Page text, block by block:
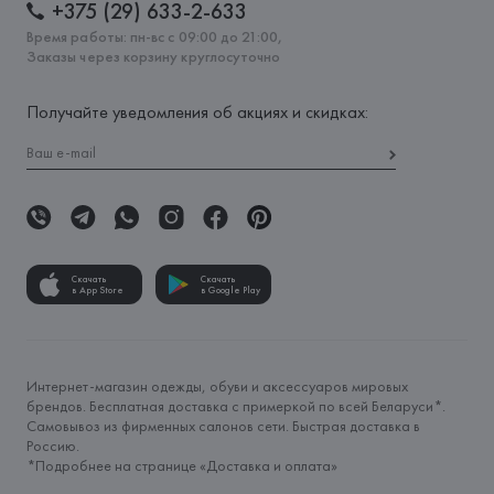
+375 (29) 633-2-633
Время работы: пн-вс с 09:00 до 21:00,
Заказы через корзину круглосуточно
Получайте уведомления об акциях и скидках:
Скачать
в App Store
Скачать
в Google Play
Интернет-магазин одежды, обуви и аксессуаров мировых
брендов. Бесплатная доставка с примеркой по всей Беларуси*.
Самовывоз из фирменных салонов сети. Быстрая доставка в
Россию.
*Подробнее на странице «Доставка и оплата»